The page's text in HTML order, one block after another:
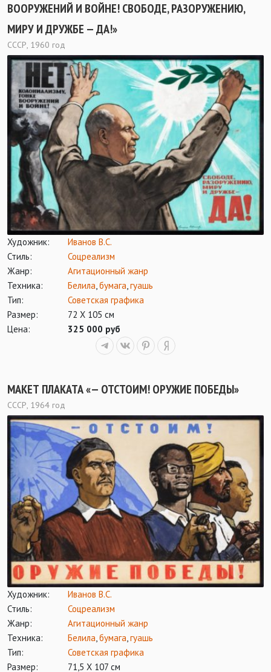
ВООРУЖЕНИЙ И ВОЙНЕ! СВОБОДЕ, РАЗОРУЖЕНИЮ,
МИРУ И ДРУЖБЕ — ДА!»
СССР, 1960 год
Художник:
Иванов В.С.
Стиль:
Соцреализм
Жанр:
Агитационный жанр
Техника:
Белила бумага гуашь
Тип:
Советская графика
Размер:
72 Х 105 см
Цена:
325 000 руб
МАКЕТ ПЛАКАТА «— ОТСТОИМ! ОРУЖИЕ ПОБЕДЫ»
СССР, 1964 год
Художник:
Иванов В.С.
Стиль:
Соцреализм
Жанр:
Агитационный жанр
Техника:
Белила,бумага,гуашь
Тип:
Советская графика
Размер:
71,5 Х 107 см